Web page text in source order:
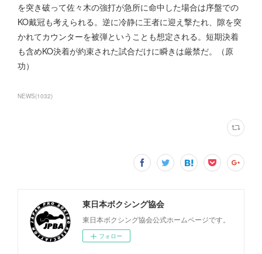
を突き破って佐々木の強打が急所に命中した場合は序盤での
KO戴冠も考えられる。逆に冷静に王者に迎え撃たれ、隙を突
かれてカウンターを被弾ということも想定される。短期決着
も含めKO決着が約束された試合だけに瞬きは厳禁だ。（原
功）
NEWS(1032)
東日本ボクシング協会
東日本ボクシング協会公式ホームページです。
フォロー